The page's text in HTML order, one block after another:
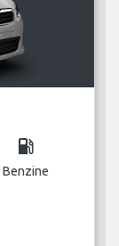
local_gas_station
Benzine